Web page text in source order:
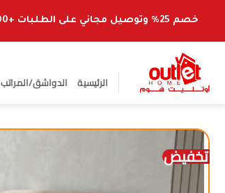
للمحتوىخصم 25% وتوصيل مجاني على الطلبات +300 درهم
الرئيسية الدواشق/المراتب
تخفيض